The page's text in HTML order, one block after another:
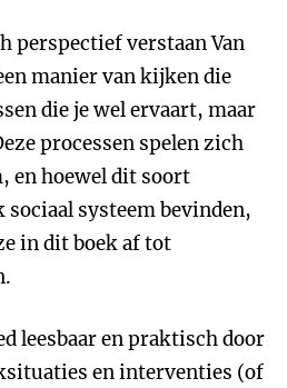
perspectief verstaan Van
manier van kijken die
die je wel ervaart, maar
processen spelen zich
en hoewel dit soort
systeem bevinden,
in dit boek af tot
leesbaar en praktisch door
en interventies (of